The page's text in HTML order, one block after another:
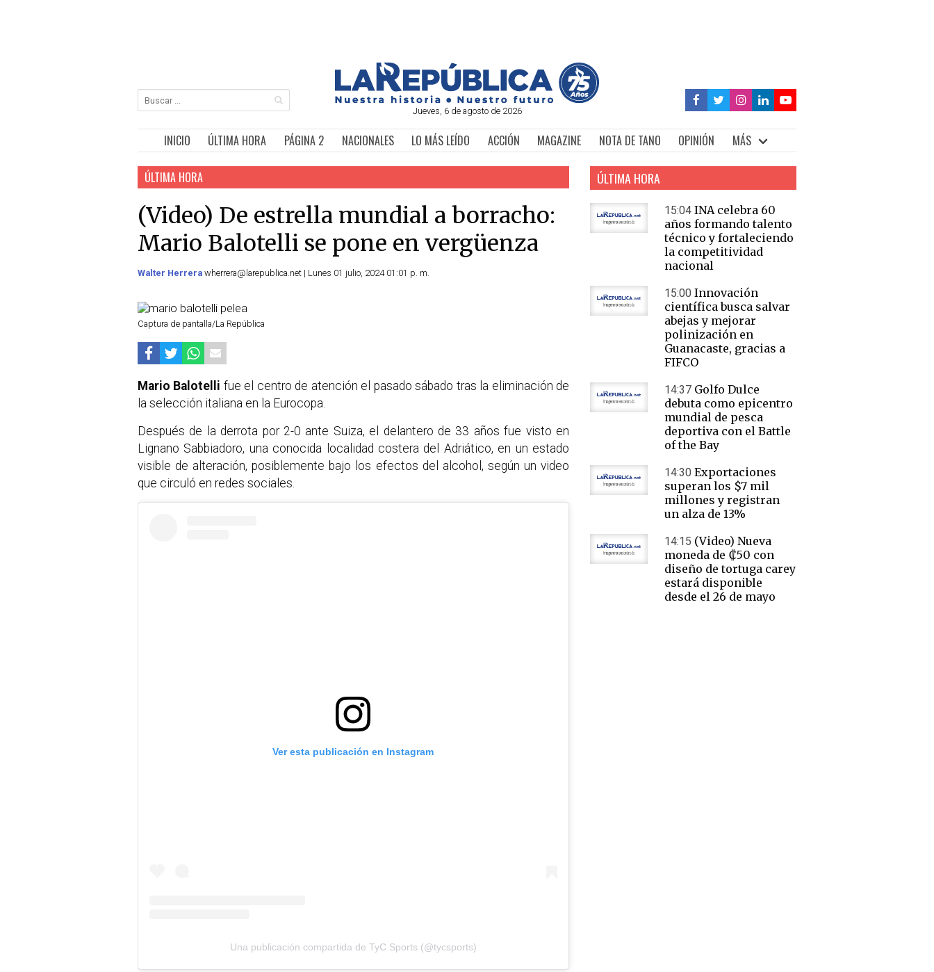
Jueves, 6 de agosto de 2026
INICIO ÚLTIMA HORA PÁGINA 2 NACIONALES LO MÁS LEÍDO ACCIÓN MAGAZINE NOTA DE TANO OPINIÓN MÁS
ÚLTIMA HORA
(Video) De estrella mundial a borracho:
Mario Balotelli se pone en vergüenza
Walter Herrera wherrera@larepublica.net | Lunes 01 julio, 2024 01:01 p. m.
Captura de pantalla/La República
Mario Balotelli fue el centro de atención el pasado sábado tras la eliminación de
la selección italiana en la Eurocopa.
Después de la derrota por 2-0 ante Suiza, el delantero de 33 años fue visto en
Lignano Sabbiadoro, una conocida localidad costera del Adriático, en un estado
visible de alteración, posiblemente bajo los efectos del alcohol, según un video
que circuló en redes sociales.
Ver esta publicación en Instagram
Una publicación compartida de TyC Sports (@tycsports)
ÚLTIMA HORA
15:04 INA celebra 60
años formando talento
técnico y fortaleciendo
la competitividad
nacional
15:00 Innovación
científica busca salvar
abejas y mejorar
polinización en
Guanacaste, gracias a
FIFCO
14:37 Golfo Dulce
debuta como epicentro
mundial de pesca
deportiva con el Battle
of the Bay
14:30 Exportaciones
superan los $7 mil
millones y registran
un alza de 13%
14:15 (Video) Nueva
moneda de ₡50 con
diseño de tortuga carey
estará disponible
desde el 26 de mayo